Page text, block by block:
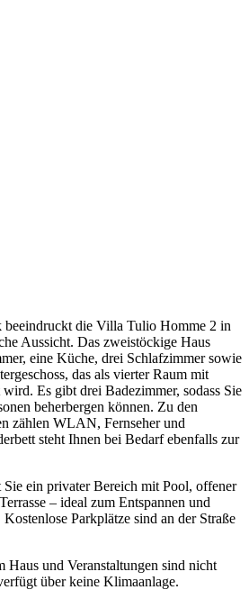
die Villa Tulio Homme 2 in
Aussicht. Das zweistöckige Haus
eine Küche, drei Schlafzimmer sowie
das als vierter Raum mit
Es gibt drei Badezimmer, sodass Sie
beherbergen können. Zu den
zählen WLAN, Fernseher und
steht Ihnen bei Bedarf ebenfalls zur
ein privater Bereich mit Pool, offener
– ideal zum Entspannen und
Parkplätze sind an der Straße
Haus und Veranstaltungen sind nicht
über keine Klimaanlage.